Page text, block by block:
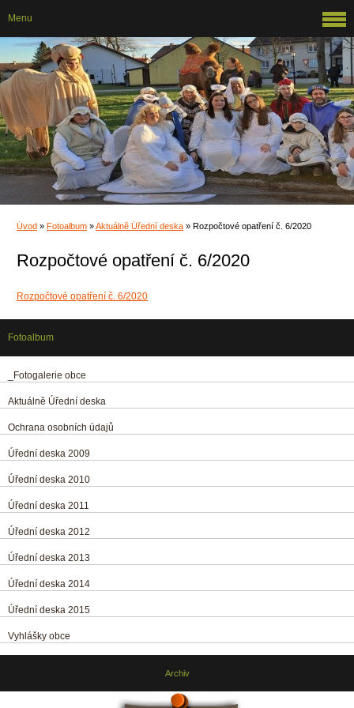
Úvod » Fotoalbum »Aktuálně Úřední deska » Rozpočtové opatření č. 6/2020
Rozpočtové opatření č. 6/2020
Rozpočtové opatření č. 6/2020
Menu
Fotoalbum
_Fotogalerie obce
Aktuálně Úřední deska
Ochrana osobních údajů
Úřední deska 2009
Úřední deska 2010
Úřední deska 2011
Úřední deska 2012
Úřední deska 2013
Úřední deska 2014
Úřední deska 2015
Vyhlášky obce
Archiv